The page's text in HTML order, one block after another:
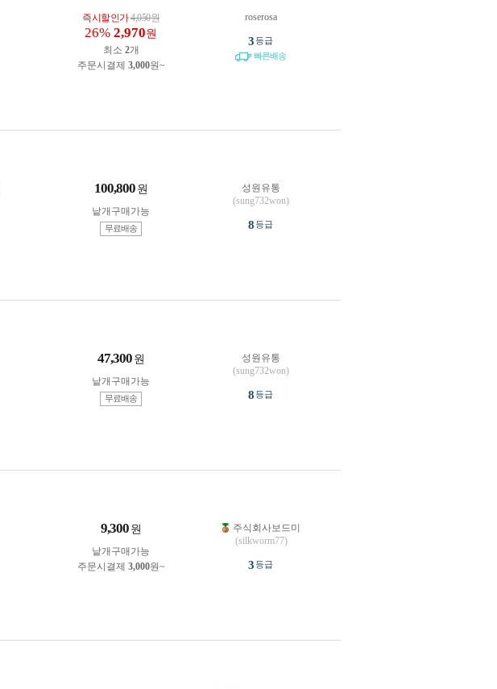
즉시할인가4,050원
26% 2,970원
최소 2개
주문시결제 3,000원~
roserosa
3등급
빠른배송
100,800 원
낱개구매가능
무료배송
성원유통
(sung732won)
8등급
47,300 원
낱개구매가능
무료배송
성원유통
(sung732won)
8등급
9,300 원
낱개구매가능
주문시결제 3,000원~
주식회사보드미
(silkworm77)
3등급